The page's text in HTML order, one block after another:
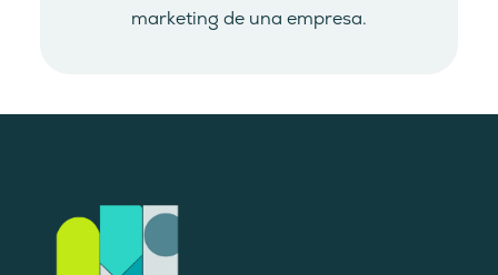
marketing de una empresa.